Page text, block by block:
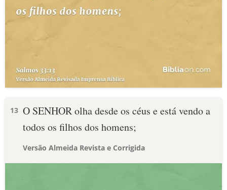
13 O SENHOR olha desde os céus e está vendo a
todos os filhos dos homens;
Versão Almeida Revista e Corrigida